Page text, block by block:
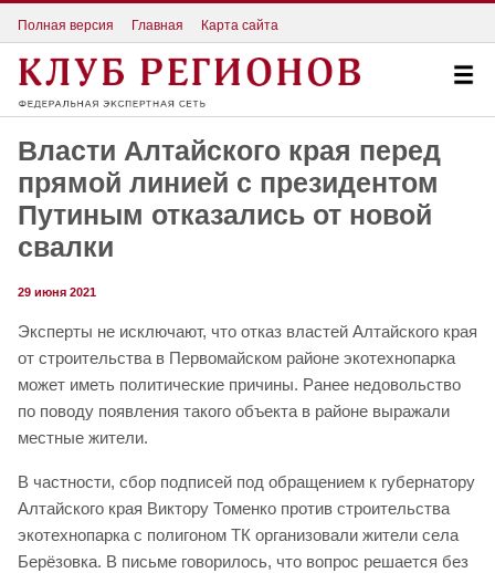
Полная версия Главная Карта сайта
Власти Алтайского края перед
прямой линией с президентом
Путиным отказались от новой
свалки
29 июня 2021
Эксперты не исключают, что отказ властей Алтайского края
от строительства в Первомайском районе экотехнопарка
может иметь политические причины. Ранее недовольство
по поводу появления такого объекта в районе выражали
местные жители.
В частности, сбор подписей под обращением к губернатору
Алтайского края Виктору Томенко против строительства
экотехнопарка с полигоном ТК организовали жители села
Берёзовка. В письме говорилось, что вопрос решается без